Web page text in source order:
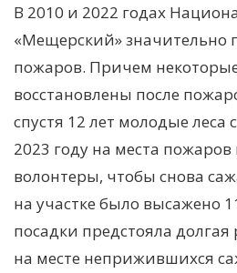
В 2010 и 2022 годах
«Мещерский» значительно
пожаров. Причем
восстановлены после
спустя 12 лет молодые леса
2023 году на места
волонтеры, чтобы снова
на участке было высажено
посадки предстояла
на месте неприжившихся